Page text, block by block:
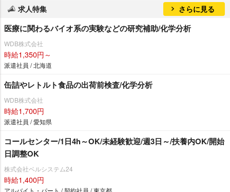
求人特集 さらに見る
医療に関わるバイオ系の実験などの研究補助/化学分析
WDB株式会社
時給1,350円～
派遣社員 / 北海道
缶詰やレトルト食品の出荷前検査/化学分析
WDB株式会社
時給1,700円
派遣社員 / 愛知県
コールセンター/1日4h～OK/未経験歓迎/週3日～/扶養内OK/開始
日調整OK
株式会社ベルシステム24
時給1,400円
アルバイト・パート / 契約社員 / 東京都